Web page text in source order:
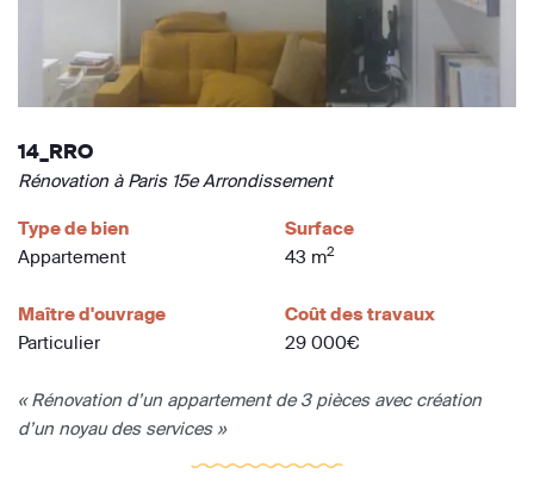
14_RRO
Rénovation à Paris 15e Arrondissement
Type de bien
Appartement
Surface
43 m2
Maître d'ouvrage
Particulier
Coût des travaux
29 000€
« Rénovation d’un appartement de 3 pièces avec création
d’un noyau des services »